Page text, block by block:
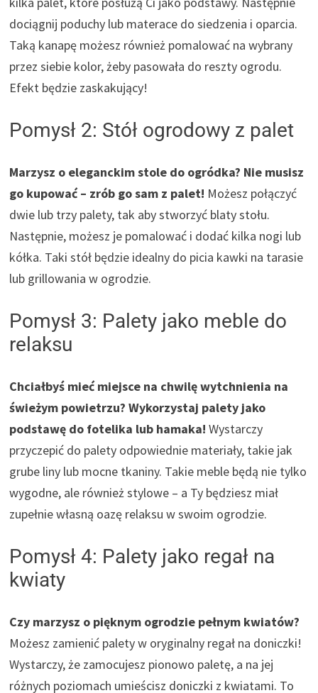
dociągnij poduchy lub materace do siedzenia i oparcia.
Taką kanapę możesz również pomalować na wybrany
przez siebie kolor, żeby pasowała do reszty ogrodu.
Efekt będzie zaskakujący!
Pomysł 2: Stół ogrodowy z palet
Marzysz o eleganckim stole do ogródka? Nie musisz
go kupować – zrób go sam z palet! Możesz połączyć
dwie lub trzy palety, tak aby stworzyć blaty stołu.
Następnie, możesz je pomalować i dodać kilka nogi lub
kółka. Taki stół będzie idealny do picia kawki na tarasie
lub grillowania w ogrodzie.
Pomysł 3: Palety jako meble do
relaksu
Chciałbyś mieć miejsce na chwilę wytchnienia na
świeżym powietrzu? Wykorzystaj palety jako
podstawę do fotelika lub hamaka! Wystarczy
przyczepić do palety odpowiednie materiały, takie jak
grube liny lub mocne tkaniny. Takie meble będą nie tylko
wygodne, ale również stylowe – a Ty będziesz miał
zupełnie własną oazę relaksu w swoim ogrodzie.
Pomysł 4: Palety jako regał na
kwiaty
Czy marzysz o pięknym ogrodzie pełnym kwiatów?
Możesz zamienić palety w oryginalny regał na doniczki!
Wystarczy, że zamocujesz pionowo paletę, a na jej
różnych poziomach umieścisz doniczki z kwiatami. To